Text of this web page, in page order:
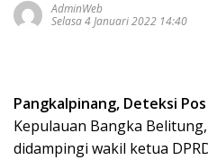
AdminWeb
Selasa 4 Januari 2022 14:40
Pangkalpinang, Deteksi Pos
Kepulauan Bangka
didampingi wakil ketua